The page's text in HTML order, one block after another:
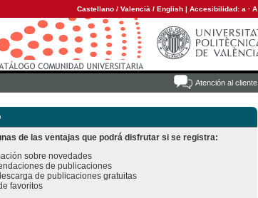
Castellano / Valencià / English | Accesibilidad: a · A
Atención al cliente
de las ventajas que podrá disfrutar si se registra:
sobre novedades
de publicaciones
de publicaciones gratuitas